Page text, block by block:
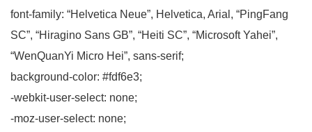
font-family: “Helvetica Neue”, Helvetica, Arial, “PingFang
SC”, “Hiragino Sans GB”, “Heiti SC”, “Microsoft Yahei”,
“WenQuanYi Micro Hei”, sans-serif;
background-color: #fdf6e3;
-webkit-user-select: none;
-moz-user-select: none;